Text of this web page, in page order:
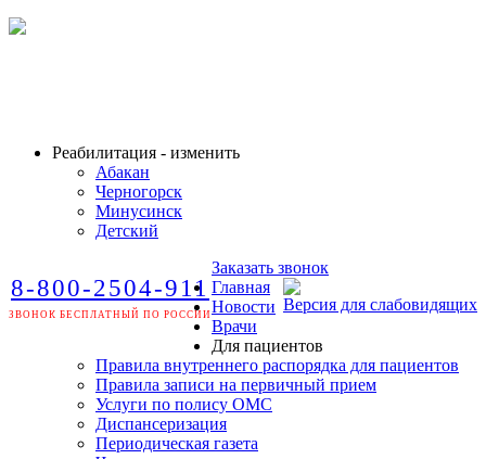
Реабилитация - изменить
Абакан
Черногорск
Минусинск
Детский
8-800-2504-911
ЗВОНОК БЕСПЛАТНЫЙ ПО РОССИИ
Заказать звонок
Версия для слабовидящих
Главная
Новости
Врачи
Для пациентов
Правила внутреннего распорядка для пациентов
Правила записи на первичный прием
Услуги по полису ОМС
Диспансеризация
Периодическая газета